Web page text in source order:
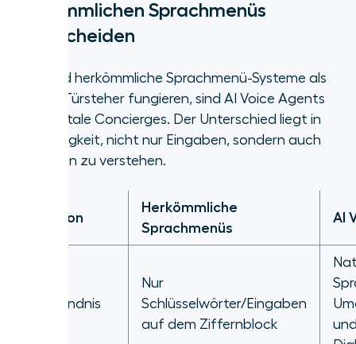
herkömmlichen Sprachmenüs
unterscheiden
Während herkömmliche Sprachmenü-Systeme als
digitale Türsteher fungieren, sind AI Voice Agents
eher digitale Concierges. Der Unterschied liegt in
ihrer Fähigkeit, nicht nur Eingaben, sondern auch
Absichten zu verstehen.
Funktion
Herkömmliche
Sprachmenüs
AI
Verständnis
Nur
Schlüsselwörter/Eingaben
auf dem Ziffernblock